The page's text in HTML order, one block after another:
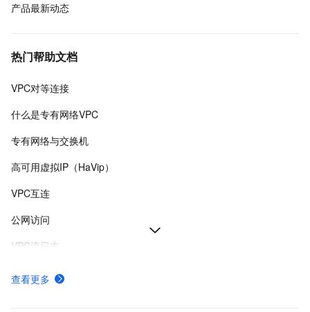
产品最新动态
热门帮助文档
VPC对等连接
什么是专有网络VPC
专有网络与交换机
高可用虚拟IP（HaVip）
VPC互连
公网访问
VPC流日志
VPC路由表
查看更多